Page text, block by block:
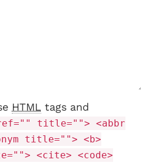
HTML tags and
title=""> <abbr
title=""> <b>
<cite> <code>